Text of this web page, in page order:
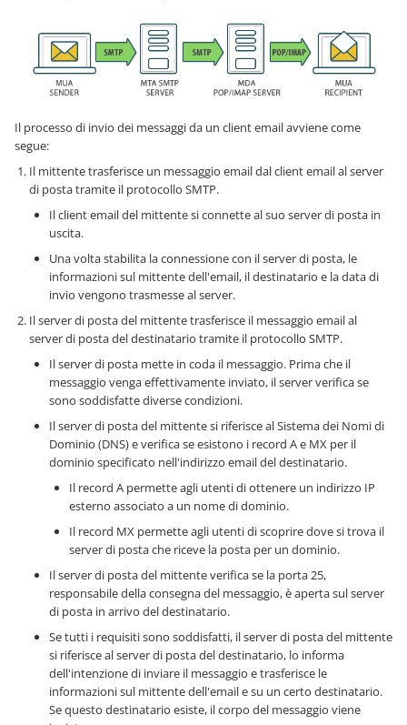
Il processo di invio dei messaggi da un client email avviene come
segue:
Il mittente trasferisce un messaggio email dal client email al server
di posta tramite il protocollo SMTP.
Il client email del mittente si connette al suo server di posta in
uscita.
Una volta stabilita la connessione con il server di posta, le
informazioni sul mittente dell'email, il destinatario e la data di
invio vengono trasmesse al server.
Il server di posta del mittente trasferisce il messaggio email al
server di posta del destinatario tramite il protocollo SMTP.
Il server di posta mette in coda il messaggio. Prima che il
messaggio venga effettivamente inviato, il server verifica se
sono soddisfatte diverse condizioni.
Il server di posta del mittente si riferisce al Sistema dei Nomi di
Dominio (DNS) e verifica se esistono i record A e MX per il
dominio specificato nell'indirizzo email del destinatario.
Il record A permette agli utenti di ottenere un indirizzo IP
esterno associato a un nome di dominio.
Il record MX permette agli utenti di scoprire dove si trova il
server di posta che riceve la posta per un dominio.
Il server di posta del mittente verifica se la porta 25,
responsabile della consegna del messaggio, è aperta sul server
di posta in arrivo del destinatario.
Se tutti i requisiti sono soddisfatti, il server di posta del mittente
si riferisce al server di posta del destinatario, lo informa
dell'intenzione di inviare il messaggio e trasferisce le
informazioni sul mittente dell'email e su un certo destinatario.
Se questo destinatario esiste, il corpo del messaggio viene